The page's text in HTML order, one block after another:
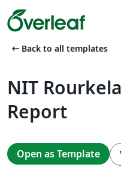
arrow_left_alt Back to all templates
NIT
Report
Open as Template